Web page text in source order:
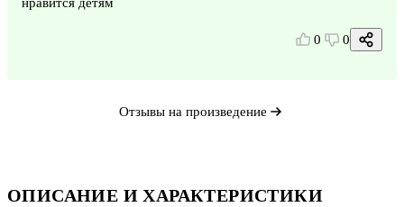
ОПИСАНИЕ И ХАРАКТЕРИСТИКИ
0 0
Отзывы на произведение